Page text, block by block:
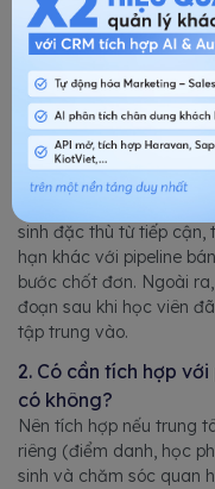
hạn theo đúng
trình.
Tìm hiểu thêm tại
Câu hỏi thường
1. CRM cho giáo
thương mại thông
CRM cho giáo dục cần
sinh đặc thù từ tiếp cận,
hạn khác với pipeline
bước chốt đơn. Ngoài
đoạn sau khi học viên
tập trung vào.
2. Có cần tích hợp
có không?
Nên tích hợp nếu trung
riêng (điểm danh, học
sinh và chăm sóc quan